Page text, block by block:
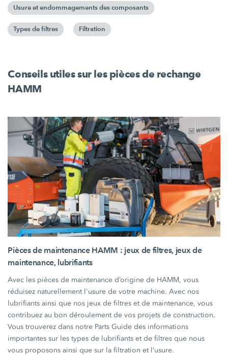
Usure et endommagements des composants
Types de filtres Filtration
Conseils utiles sur les pièces de rechange
HAMM
Pièces de maintenance HAMM : jeux de filtres, jeux de
maintenance, lubrifiants
Avec les pièces de maintenance d’origine de HAMM, vous
réduisez naturellement l'usure de votre machine. Avec nos
lubrifiants ainsi que nos jeux de filtres et de maintenance, vous
contribuez au bon déroulement de vos projets de construction.
Vous trouverez dans notre Parts Guide des informations
importantes sur les types de lubrifiants et de filtres que nous
vous proposons ainsi que sur la filtration et l’usure.